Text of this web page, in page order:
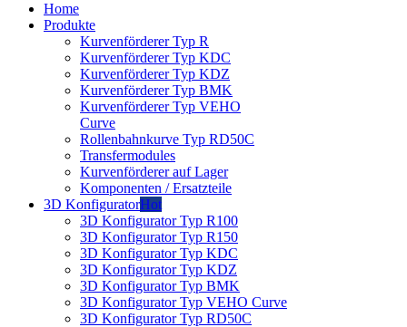
Home
Produkte
Kurvenförderer Typ R
Kurvenförderer Typ KDC
Kurvenförderer Typ KDZ
Kurvenförderer Typ BMK
Kurvenförderer Typ VEHO
Curve
Rollenbahnkurve Typ RD50C
Transfermodules
Kurvenförderer auf Lager
Komponenten / Ersatzteile
3D KonfiguratorHot
3D Konfigurator Typ R100
3D Konfigurator Typ R150
3D Konfigurator Typ KDC
3D Konfigurator Typ KDZ
3D Konfigurator Typ BMK
3D Konfigurator Typ VEHO Curve
3D Konfigurator Typ RD50C